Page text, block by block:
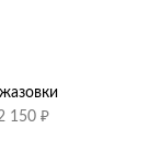
150 ₽